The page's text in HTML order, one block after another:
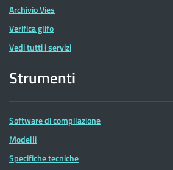
Archivio Vies
Verifica glifo
Vedi tutti i servizi
Strumenti
Software di compilazione
Modelli
Specifiche tecniche